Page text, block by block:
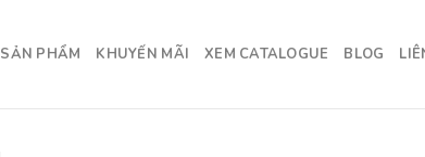
SẢN PHẨM KHUYẾN MÃI XEM CATALOGUE BLOG